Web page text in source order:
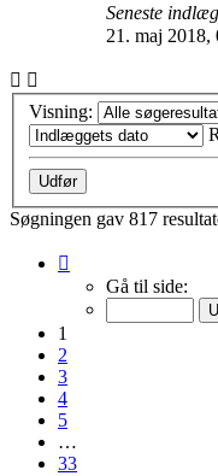
Seneste indlæg
21. maj 2018,
Visning:
Søgningen gav 817
Gå til side:
1
2
3
4
5
…
33